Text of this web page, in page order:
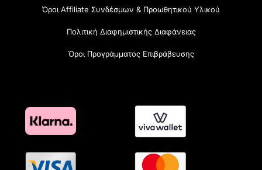
Όροι Affiliate Συνδέσμων & Προωθητικού Υλικού
Πολιτική Διαφημιστικής Διαφάνειας
Όροι Προγράμματος Επιβράβευσης